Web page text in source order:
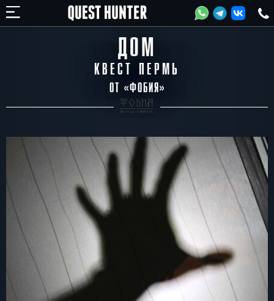
ДОМ
КВЕСТ ПЕРМЬ
ОТ «ФОБИЯ»